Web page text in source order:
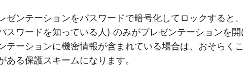
ゼンテーションをパスワードで暗号化してロックすると
スワードを知っている人) のみがプレゼンテーションを
テーションに機密情報が含まれている場合は、おそらく
ある保護スキームになります。